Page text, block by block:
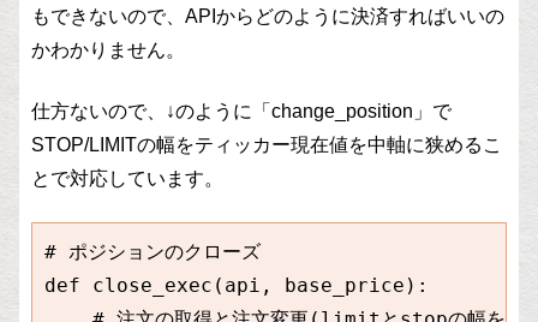
もできないので、APIからどのように決済すればいいの
かわかりません。
仕方ないので、↓のように「change_position」で
STOP/LIMITの幅をティッカー現在値を中軸に狭めるこ
とで対応しています。
# ポジションのクローズ
def close_exec(api, base_price):